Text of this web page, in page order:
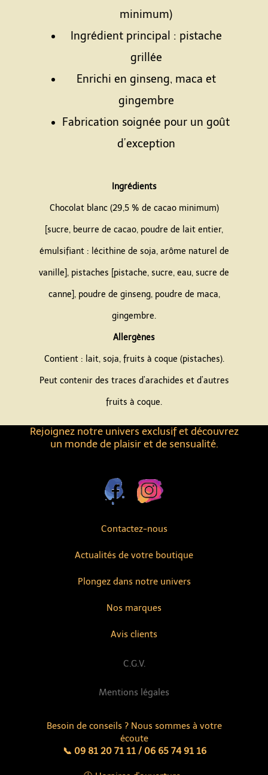
Contactez-nous
Actualités de votre boutique
Avis clients
Nos marques
Rejoignez notre univers exclusif et découvrez
un monde de plaisir et de sensualité.
Besoin de conseils ? Nous sommes à votre
écoute
📞 09 81 20 71 11 / 06 65 74 91 16
Plongez dans notre univers
Mentions légales
C.G.V.
minimum)
Ingrédient principal : pistache
grillée
Enrichi en ginseng, maca et
gingembre
Fabrication soignée pour un goût
d’exception
Ingrédients
Chocolat blanc (29,5 % de cacao minimum)
[sucre, beurre de cacao, poudre de lait entier,
émulsifiant : lécithine de soja, arôme naturel de
vanille], pistaches [pistache, sucre, eau, sucre de
canne], poudre de ginseng, poudre de maca,
gingembre.
Allergènes
Contient : lait, soja, fruits à coque (pistaches).
Peut contenir des traces d’arachides et d’autres
fruits à coque.